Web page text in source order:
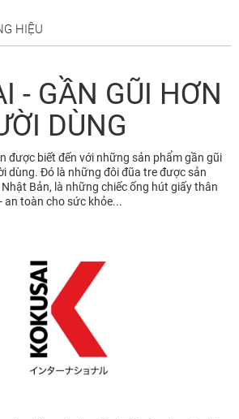
HIỆU
- GẦN GŨI HƠN
DÙNG
được biết đến với những sản phẩm gần gũi
dùng. Đó là những đôi đũa tre được sản
Bản, là những chiếc ống hút giấy thân
an toàn cho sức khỏe...